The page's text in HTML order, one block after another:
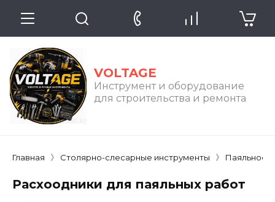
VOLTAGE
Инструмент и оборудование
для строительства и ремонта
Главная Столярно-слесарные инструменты Паяльное
Расхоодники для паяльных работ